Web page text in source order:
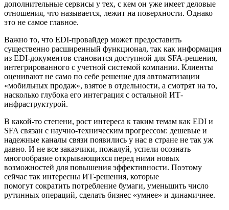
дополнительные сервисы у тех, с кем он уже имеет деловые
отношения, что называется, лежит на поверхности. Однако
это не самое главное.
Важно то, что EDI-провайдер может предоставить
существенно расширенный функционал, так как информация
из EDI-документов становится доступной для SFA-решения,
интегрированного с учетной системой компании. Клиенты
оценивают не само по себе решение для автоматизации
«мобильных продаж», взятое в отдельности, а смотрят на то,
насколько глубока его интеграция с остальной ИТ-
инфраструктурой.
В какой-то степени, рост интереса к таким темам как EDI и
SFA связан с научно-техническим прогрессом: дешевые и
надежные каналы связи появились у нас в стране не так уж
давно. И не все заказчики, пожалуй, успели осознать
многообразие открывающихся перед ними новых
возможностей для повышения эффективности. Поэтому
сейчас так интересны ИТ-решения, которые
помогут сократить потребление бумаги, уменьшить число
рутинных операций, сделать бизнес «умнее» и динамичнее.